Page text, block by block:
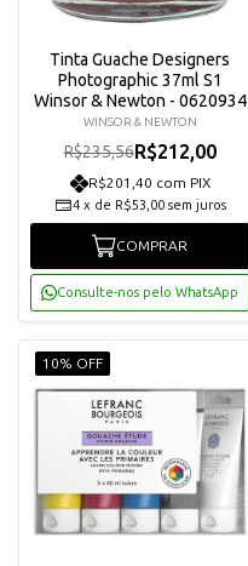
Tinta Guache Designers
Photographic 37ml S1
Winsor & Newton - 0620934
WINSOR & NEWTON
R$235,56R$212,00
R$201,40 com PIX
4 x de R$53,00 sem juros
COMPRAR
Consulte-nos pelo WhatsApp
10% OFF